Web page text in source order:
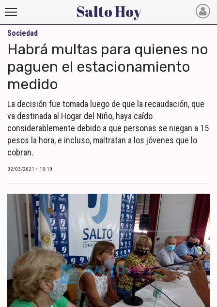
Salto
Hoy
INICIO
NOTICIAS RECIENTES
ECONOMÍA
MUNDO
DEPORTES
ESPECTÁCULOS
NACIONALES
REGIONALES
SOCIEDAD
SALUD
Salto Hoy
Sociedad
Habrá multas para quienes no
paguen el estacionamiento
medido
La decisión fue tomada luego de que la recaudación, que
va destinada al Hogar del Niño, haya caído
considerablemente debido a que personas se niegan a 15
pesos la hora, e incluso, maltratan a los jóvenes que lo
cobran.
02/03/2021 • 13:19